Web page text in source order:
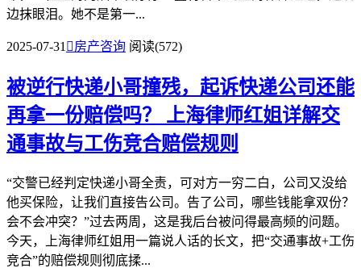
边抹眼泪。她不是第一...
2025-07-31 房产咨询 阅读(572)
被逆行快递小哥撞残，起诉快递公司还能
再拿一份赔偿吗？ 上海律师红姐详解交
通事故与工伤竞合赔偿规则
“交警已经判定快递小哥全责，可对方一穷二白，公司又没给
他买保险，让我们直接告公司。告了公司，哪些钱能拿双份？
会不会冲突？”过去两周，这是我后台被问得最高频的问题。
今天，上海律师红姐用一篇说人话的长文，把“交通事故+工伤
竞合”的赔偿规则彻底揉...